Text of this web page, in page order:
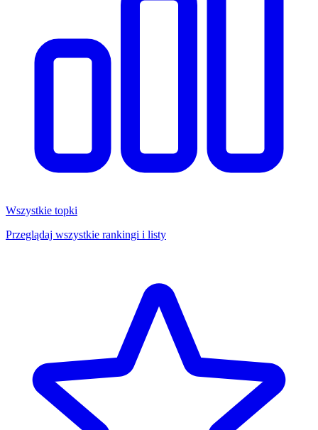
Wszystkie topki
Przeglądaj wszystkie rankingi i listy